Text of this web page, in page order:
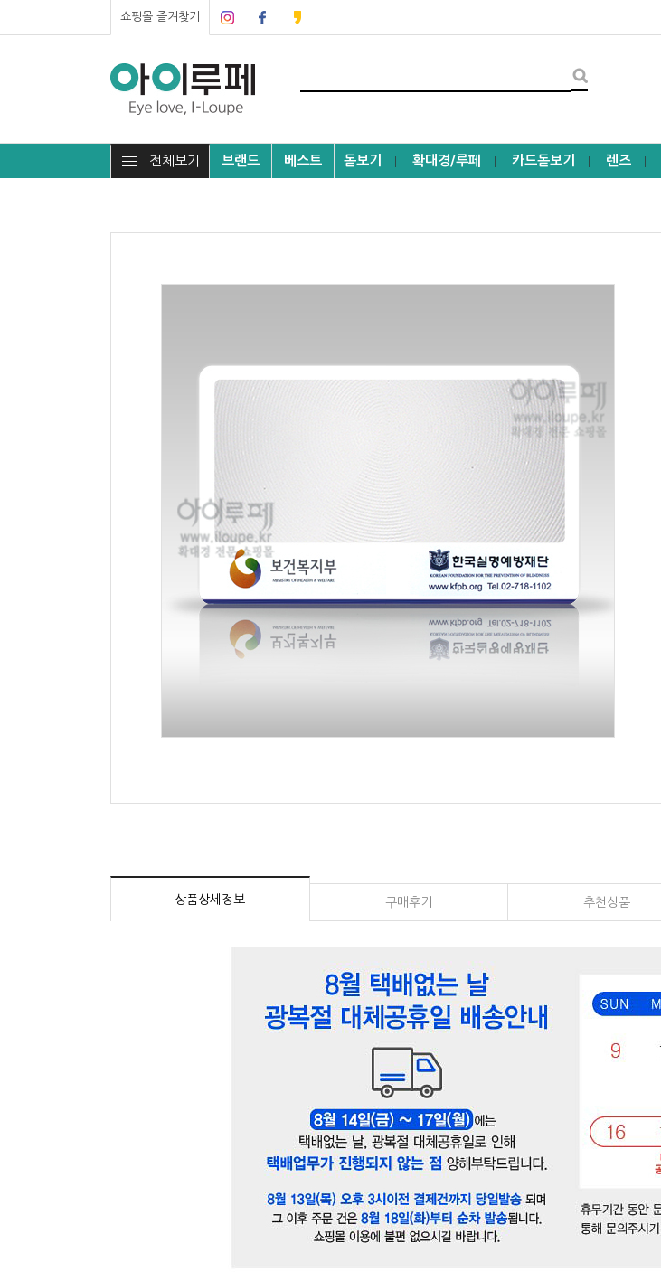
쇼핑몰 즐겨찾기
전체보기 브랜드 베스트 돋보기 확대경/루페 카드돋보기 렌즈
상품상세정보 구매후기 추천상품